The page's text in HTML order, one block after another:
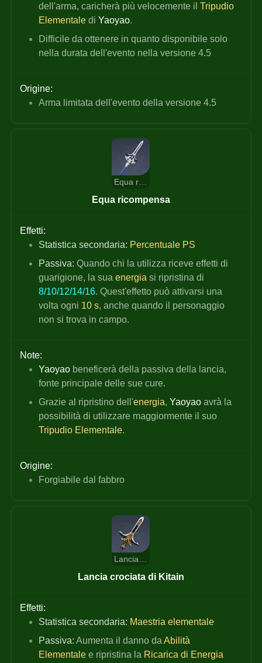
dell'arma, caricherà più velocemente il Tripudio
Elementale di Yaoyao.
Difficile da ottenere in quanto disponibile solo
nella durata dell'evento nella versione 4.5
Origine:
Arma limitata dell'evento della versione 4.5
Equa ricompensa
Equa ricompensa
Effetti:
Statistica secondaria: Percentuale PS
Passiva: Quando chi la utilizza riceve effetti di
guarigione, la sua energia si ripristina di
8/10/12/14/16. Quest'effetto può attivarsi una
volta ogni 10 s, anche quando il personaggio
non si trova in campo.
Note:
Yaoyao beneficerà della passiva della lancia,
fonte principale delle sue cure.
Grazie al ripristino dell'energia, Yaoyao avrà la
possibilità di utilizzare maggiormente il suo
Tripudio Elementale.
Origine:
Forgiabile dal fabbro
Lancia crociata di Kitain
Lancia crociata di Kitain
Effetti:
Statistica secondaria: Maestria elementale
Passiva: Aumenta il danno da Abilità
Elementale e ripristina la Ricarica di Energia